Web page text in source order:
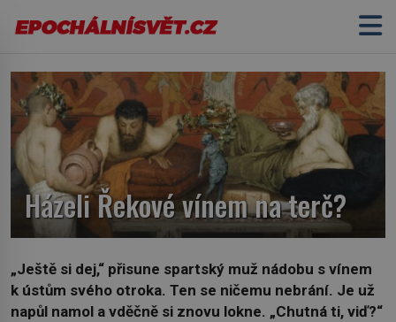
Házeli Řekové vínem na terč?
„Ještě si dej,“ přisune spartský muž nádobu s vínem
k ústům svého otroka. Ten se ničemu nebrání. Je už
napůl namol a vděčně si znovu lokne. „Chutná ti, viď?“